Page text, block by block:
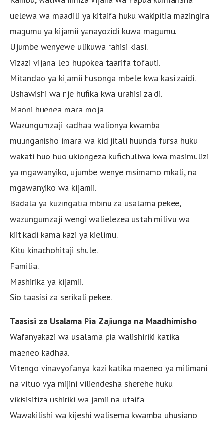
uelewa wa maadili ya kitaifa huku wakipitia mazingira
magumu ya kijamii yanayozidi kuwa magumu.
Ujumbe wenyewe ulikuwa rahisi kiasi.
Vizazi vijana leo hupokea taarifa tofauti.
Mitandao ya kijamii husonga mbele kwa kasi zaidi.
Ushawishi wa nje hufika kwa urahisi zaidi.
Maoni huenea mara moja.
Wazungumzaji kadhaa walionya kwamba
muunganisho imara wa kidijitali huunda fursa huku
wakati huo huo ukiongeza kufichuliwa kwa masimulizi
ya mgawanyiko, ujumbe wenye msimamo mkali, na
mgawanyiko wa kijamii.
Badala ya kuzingatia mbinu za usalama pekee,
wazungumzaji wengi walielezea ustahimilivu wa
kiitikadi kama kazi ya kielimu.
Kitu kinachohitaji shule.
Familia.
Mashirika ya kijamii.
Sio taasisi za serikali pekee.
Taasisi za Usalama Pia Zajiunga na Maadhimisho
Wafanyakazi wa usalama pia walishiriki katika
maeneo kadhaa.
Vitengo vinavyofanya kazi katika maeneo ya milimani
na vituo vya mijini viliendesha sherehe huku
vikisisitiza ushiriki wa jamii na utaifa.
Wawakilishi wa kijeshi walisema kwamba uhusiano